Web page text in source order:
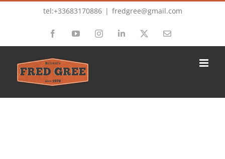
tel:+33683170886 | fredgree@gmail.com
FacebookYouTubeInstagramLinkedIn Email